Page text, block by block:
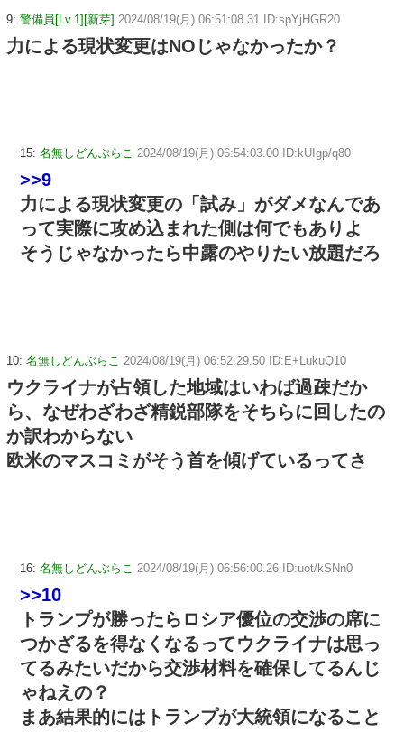
9: 警備員[Lv.1][新芽] 2024/08/19(月) 06:51:08.31 ID:spYjHGR20
力による現状変更はNOじゃなかったか？
15: 名無しどんぶらこ 2024/08/19(月) 06:54:03.00 ID:kUIgp/q80
>>9
力による現状変更の「試み」がダメなんであ
って実際に攻め込まれた側は何でもありよ
そうじゃなかったら中露のやりたい放題だろ
10: 名無しどんぶらこ 2024/08/19(月) 06:52:29.50 ID:E+LukuQ10
ウクライナが占領した地域はいわば過疎だか
ら、なぜわざわざ精鋭部隊をそちらに回したの
か訳わからない
欧米のマスコミがそう首を傾げているってさ
16: 名無しどんぶらこ 2024/08/19(月) 06:56:00.26 ID:uot/kSNn0
>>10
トランプが勝ったらロシア優位の交渉の席に
つかざるを得なくなるってウクライナは思っ
てるみたいだから交渉材料を確保してるんじ
ゃねえの？
まあ結果的にはトランプが大統領になること